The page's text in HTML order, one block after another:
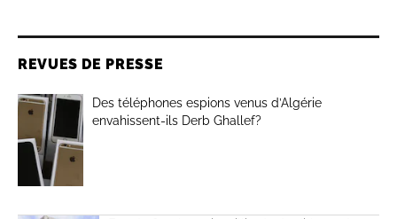
REVUES DE PRESSE
Des téléphones espions venus d’Algérie
envahissent-ils Derb Ghallef?